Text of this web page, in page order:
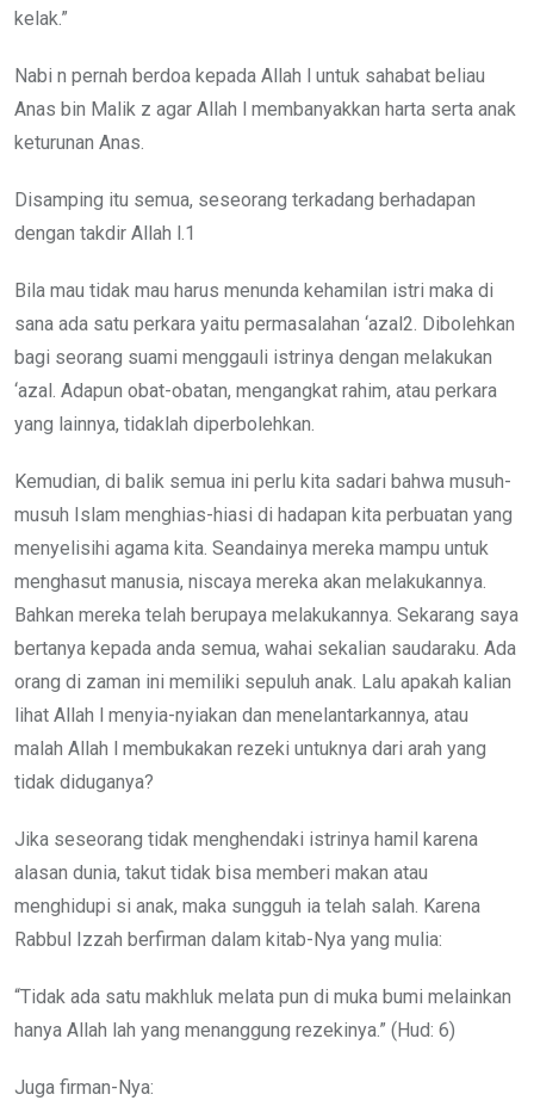
kelak.”
Nabi n pernah berdoa kepada Allah l untuk sahabat beliau
Anas bin Malik z agar Allah l membanyakkan harta serta anak
keturunan Anas.
Disamping itu semua, seseorang terkadang berhadapan
dengan takdir Allah l.1
Bila mau tidak mau harus menunda kehamilan istri maka di
sana ada satu perkara yaitu permasalahan ‘azal2. Dibolehkan
bagi seorang suami menggauli istrinya dengan melakukan
‘azal. Adapun obat-obatan, mengangkat rahim, atau perkara
yang lainnya, tidaklah diperbolehkan.
Kemudian, di balik semua ini perlu kita sadari bahwa musuh-
musuh Islam menghias-hiasi di hadapan kita perbuatan yang
menyelisihi agama kita. Seandainya mereka mampu untuk
menghasut manusia, niscaya mereka akan melakukannya.
Bahkan mereka telah berupaya melakukannya. Sekarang saya
bertanya kepada anda semua, wahai sekalian saudaraku. Ada
orang di zaman ini memiliki sepuluh anak. Lalu apakah kalian
lihat Allah l menyia-nyiakan dan menelantarkannya, atau
malah Allah l membukakan rezeki untuknya dari arah yang
tidak diduganya?
Jika seseorang tidak menghendaki istrinya hamil karena
alasan dunia, takut tidak bisa memberi makan atau
menghidupi si anak, maka sungguh ia telah salah. Karena
Rabbul Izzah berfirman dalam kitab-Nya yang mulia:
“Tidak ada satu makhluk melata pun di muka bumi melainkan
hanya Allah lah yang menanggung rezekinya.” (Hud: 6)
Juga firman-Nya: